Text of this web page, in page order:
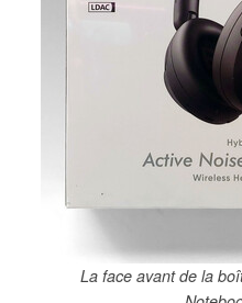
La face avant de la